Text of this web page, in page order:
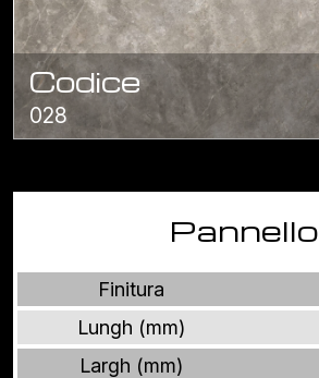
Codice
028
Pannello
Finitura
Lungh (mm)
Largh (mm)